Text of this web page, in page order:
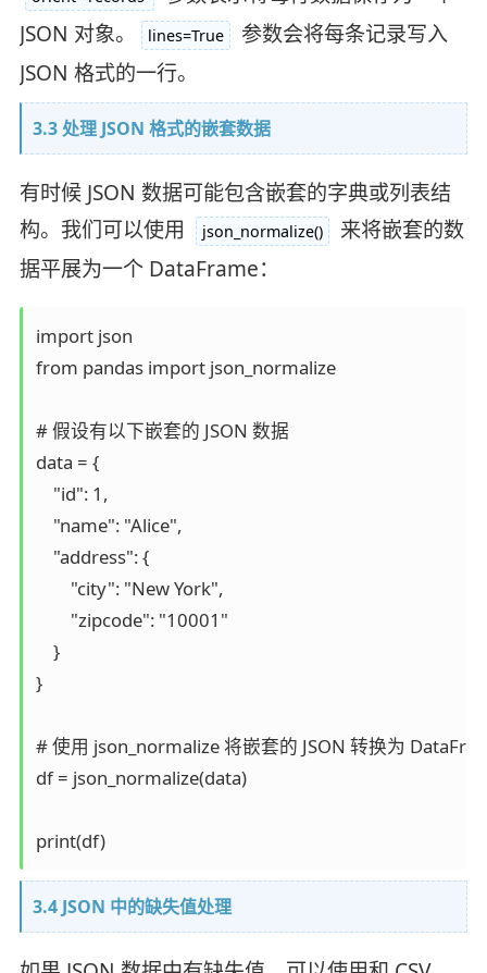
JSON 对象。
lines=True
参数会将每条记录写入
JSON 格式的一行。
3.3 处理 JSON 格式的嵌套数据
有时候 JSON 数据可能包含嵌套的字典或列表结
构。我们可以使用
json_normalize()
来将嵌套的数
据平展为一个 DataFrame：
import json
from pandas import json_normalize
# 假设有以下嵌套的 JSON 数据
data = {
    "id": 1,
    "name": "Alice",
    "address": {
        "city": "New York",
        "zipcode": "10001"
    }
}
# 使用 json_normalize 将嵌套的 JSON 转换为
df = json_normalize(data)
print(df)
3.4 JSON 中的缺失值处理